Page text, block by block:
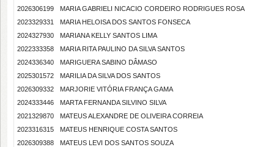
2026306199
MARIA GABRIELI NICACIO CORDEIRO RODRIGUES ROSA
2023329331
MARIA HELOISA DOS SANTOS FONSECA
2024327930
MARIANA KELLY SANTOS LIMA
2022333358
MARIA RITA PAULINO DA SILVA SANTOS
2024336340
MARIGUERA SABINO DÂMASO
2025301572
MARILIA DA SILVA DOS SANTOS
2026309332
MARJORIE VITÓRIA FRANÇA GAMA
2024333446
MARTA FERNANDA SILVINO SILVA
2021329870
MATEUS ALEXANDRE DE OLIVEIRA CORREIA
2023316315
MATEUS HENRIQUE COSTA SANTOS
2026309388
MATEUS LEVI DOS SANTOS SOUZA